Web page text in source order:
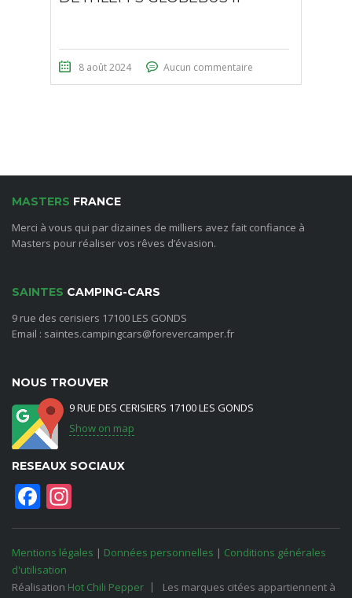
8 août 2024 Aucun commentaire
MASTERS FRANCE
Merci à vous qui par dizaines de milliers avez fait confiance à
Masters pour réaliser vos rêves d’évasion.
SAINTES CAMPING-CARS
9 rue des cerisiers 17100 LES GONDS
Email : saintes.campingcars@forevercamper.fr
NOUS TROUVER
9 RUE DES CERISIERS 17100 LES GONDS
Show on map
RESEAUX SOCIAUX
Facebook
Mentions légales | Données personnelles | Conditions générales
d'utilisation
Réalisation Hot Chili Pepper
Les marques citées appartiennent à